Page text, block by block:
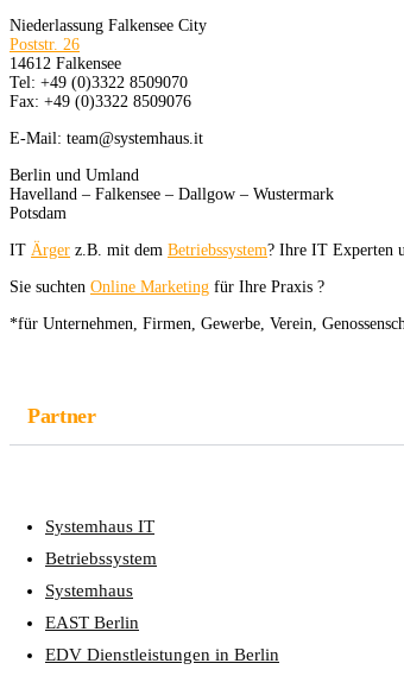
Niederlassung Falkensee City
Poststr. 26
14612 Falkensee
Tel: +49 (0)3322 8509070
Fax: +49 (0)3322 8509076
E-Mail: team@systemhaus.it
Berlin und Umland
Havelland – Falkensee – Dallgow – Wustermark
Potsdam
IT Ärger z.B. mit dem Betriebssystem? Ihre IT Experten
Sie suchten Online Marketing für Ihre Praxis ?
*für Unternehmen, Firmen, Gewerbe, Verein,
Partner
Systemhaus IT
Betriebssystem
Systemhaus
EAST Berlin
EDV Dienstleistungen in Berlin